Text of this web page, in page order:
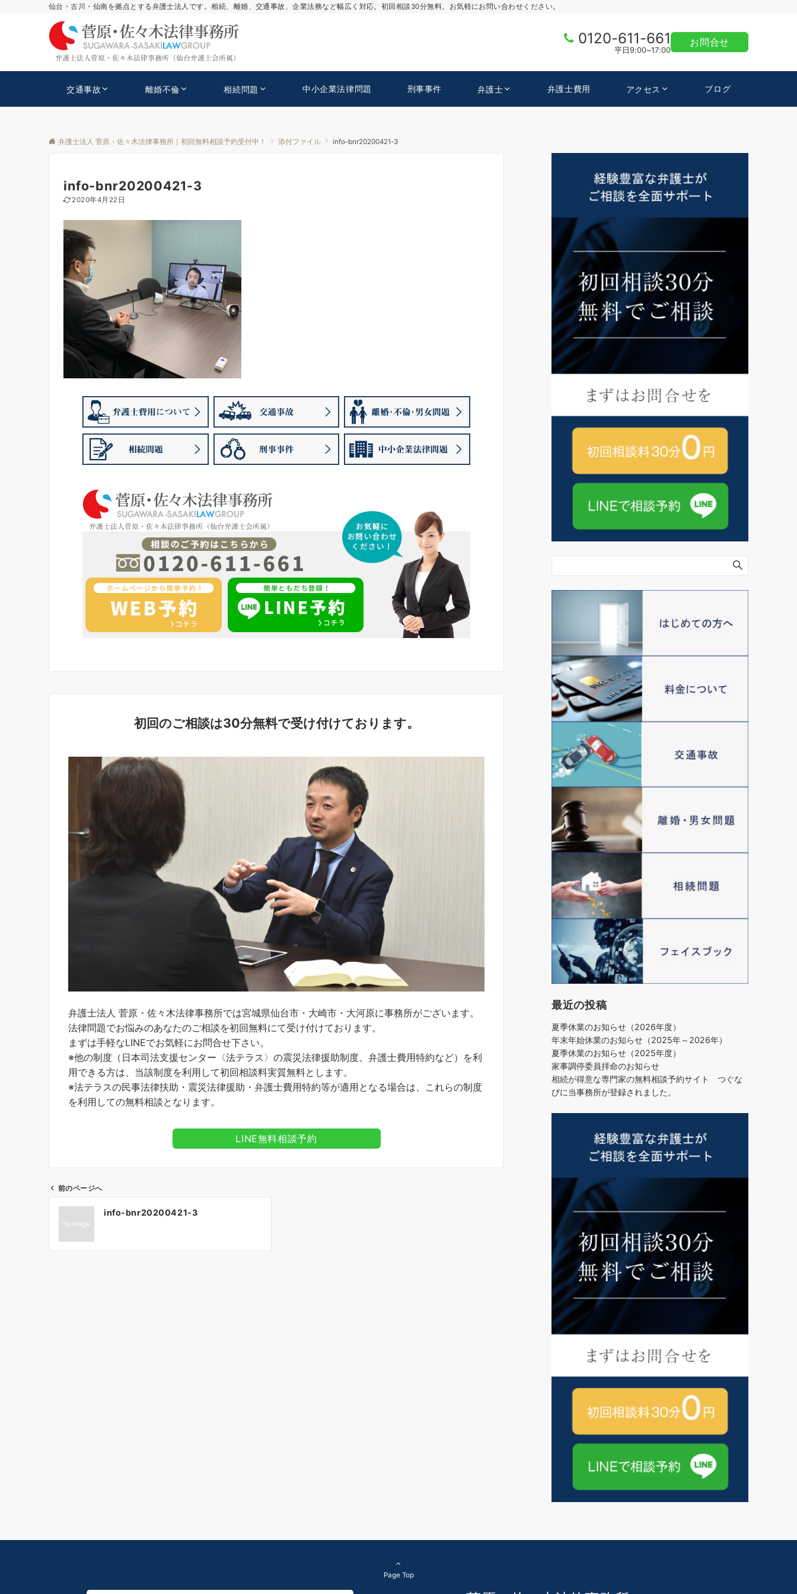
仙台・古川・仙南を拠点とする弁護士法人です。相続、離婚、交通事故、企業法務など幅広く対応。初回相談30分無料。お気軽にお問い合わせください。
0120-611-661
平日9:00~17:00
お問合せ
交通事故 離婚不倫 相続問題 中小企業法律問題 刑事事件 弁護士 弁護士費用 アクセス ブログ
弁護士法人 菅原・佐々木法律事務所｜初回無料相談予約受付中！ 添付ファイル info-bnr20200421-3
info-bnr20200421-3
2020年4月22日
初回のご相談は30分無料で受け付けております。
弁護士法人 菅原・佐々木法律事務所では宮城県仙台市・大崎市・大河原に事務所がございます。
法律問題でお悩みのあなたのご相談を初回無料にて受け付けております。
まずは手軽なLINEでお気軽にお問合せ下さい。
※他の制度（日本司法支援センター〈法テラス〉の震災法律援助制度、弁護士費用特約など）を利
用できる方は、当該制度を利用して初回相談料実質無料とします。
※法テラスの民事法律扶助・震災法律援助・弁護士費用特約等が適用となる場合は、これらの制度
を利用しての無料相談となります。
LINE無料相談予約
前のページへ
info-bnr20200421-3
最近の投稿
夏季休業のお知らせ（2026年度）
年末年始休業のお知らせ（2025年～2026年）
夏季休業のお知らせ（2025年度）
家事調停委員拝命のお知らせ
相続が得意な専門家の無料相談予約サイト つぐな
びに当事務所が登録されました。
Page Top